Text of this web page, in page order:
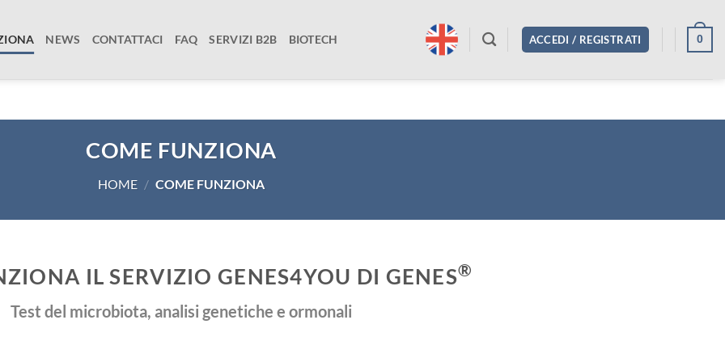
NEWS CONTATTACI FAQ SERVIZI B2B BIOTECH ACCEDI / REGISTRATI 0
COME FUNZIONA
HOME / COME FUNZIONA
IL SERVIZIO GENES4YOU DI GENES®
Test del microbiota, analisi genetiche e ormonali